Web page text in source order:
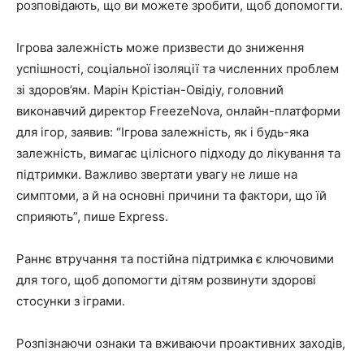
розповідають, що ви можете зробити, щоб допомогти.
Ігрова залежність може призвести до зниження
успішності, соціальної ізоляції та численних проблем
зі здоров’ям. Марін Крістіан-Овідіу, головний
виконавчий директор FreezeNova, онлайн-платформи
для ігор, заявив: “Ігрова залежність, як і будь-яка
залежність, вимагає цілісного підходу до лікування та
підтримки. Важливо звертати увагу не лише на
симптоми, а й на основні причини та фактори, що їй
сприяють”, пише Express.
Раннє втручання та постійна підтримка є ключовими
для того, щоб допомогти дітям розвинути здорові
стосунки з іграми.
Розпізнаючи ознаки та вживаючи проактивних заходів,